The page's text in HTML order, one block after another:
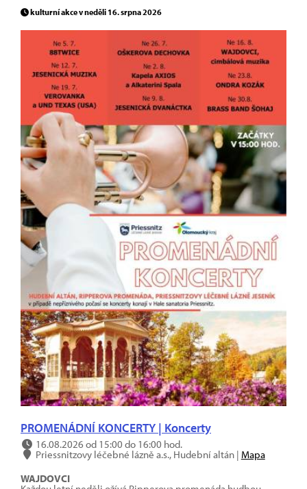
kulturní akce v neděli 16. srpna 2026
PROMENÁDNÍ KONCERTY | Koncerty
16.08.2026 od 15:00 do 16:00 hod.
Priessnitzovy léčebné lázně a.s., Hudební altán | Mapa
WAJDOVCI